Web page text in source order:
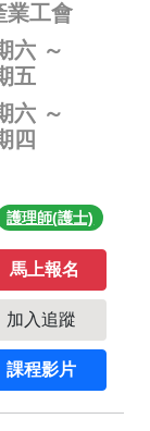
業工會
六 ～
五
六 ～
四
護理師(護士)
馬上報名
入追蹤
程影片